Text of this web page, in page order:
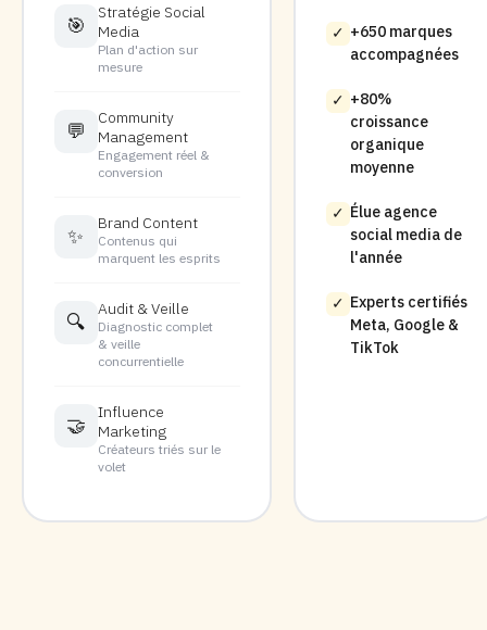
🎯
Stratégie Social
Media
Plan d'action sur
mesure
💬
Community
Management
Engagement réel &
conversion
✨
Brand Content
Contenus qui
marquent les esprits
🔍
Audit & Veille
Diagnostic complet
& veille
concurrentielle
🤝
Influence
Marketing
Créateurs triés sur le
volet
✓ +650 marques
accompagnées
✓ +80%
croissance
organique
moyenne
✓ Élue agence
social media de
l'année
✓ Experts certifiés
Meta, Google &
TikTok